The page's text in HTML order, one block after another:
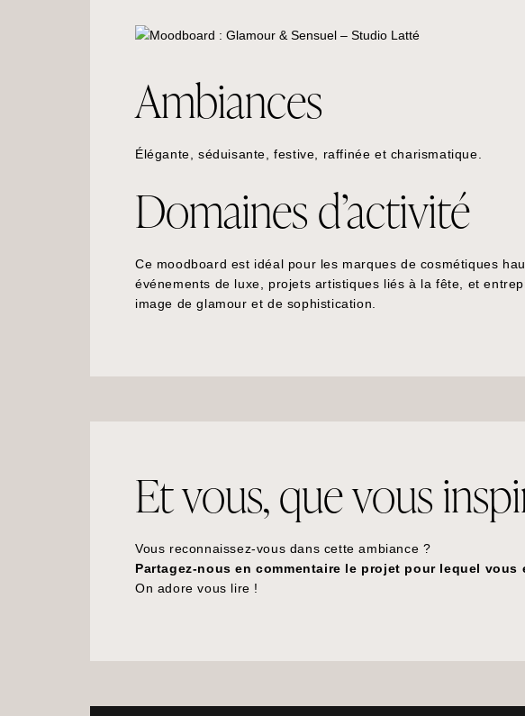
Ambiances
Élégante, séduisante, festive, raffinée et charismatique.
Domaines d’activité
Ce moodboard est idéal pour les marques de cosmétiques
événements de luxe, projets artistiques liés à la fête, et
image de glamour et de sophistication.
Et vous, que vous
Vous reconnaissez-vous dans cette ambiance ?
Partagez-nous en commentaire le projet pour lequel
On adore vous lire !